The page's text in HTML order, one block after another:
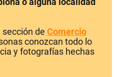
sección de Comercio
conozcan todo lo
y fotografías hechas